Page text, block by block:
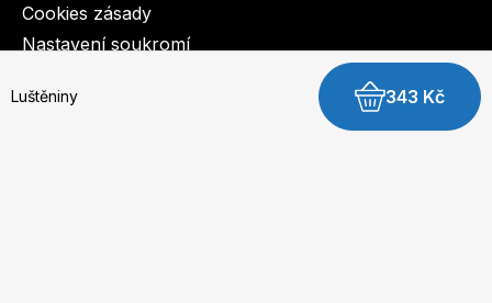
Luštěniny 343 Kč
Cookies zásady
Nastavení soukromí
© 2003-2026 BurdaMedia Extra s.r.o.